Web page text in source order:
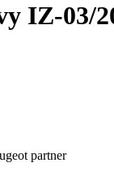
IZ-03/
partner